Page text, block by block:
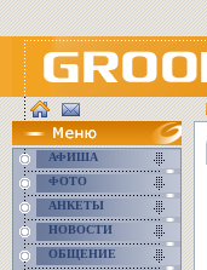
АФИША
ФОТО
АНКЕТЫ
НОВОСТИ
ОБЩЕНИЕ